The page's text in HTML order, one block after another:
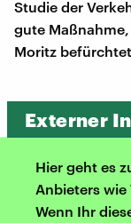
Studie der
gute
Moritz
Externer
Hier geht es
Anbieters
Wenn Ihr